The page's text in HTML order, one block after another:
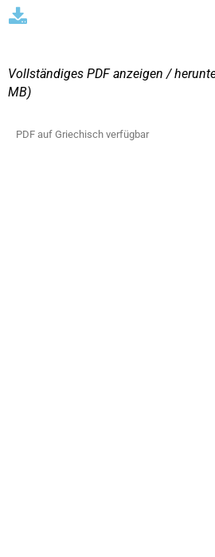
Vollständiges PDF anzeigen /
MΒ)
PDF auf Griechisch verfügbar